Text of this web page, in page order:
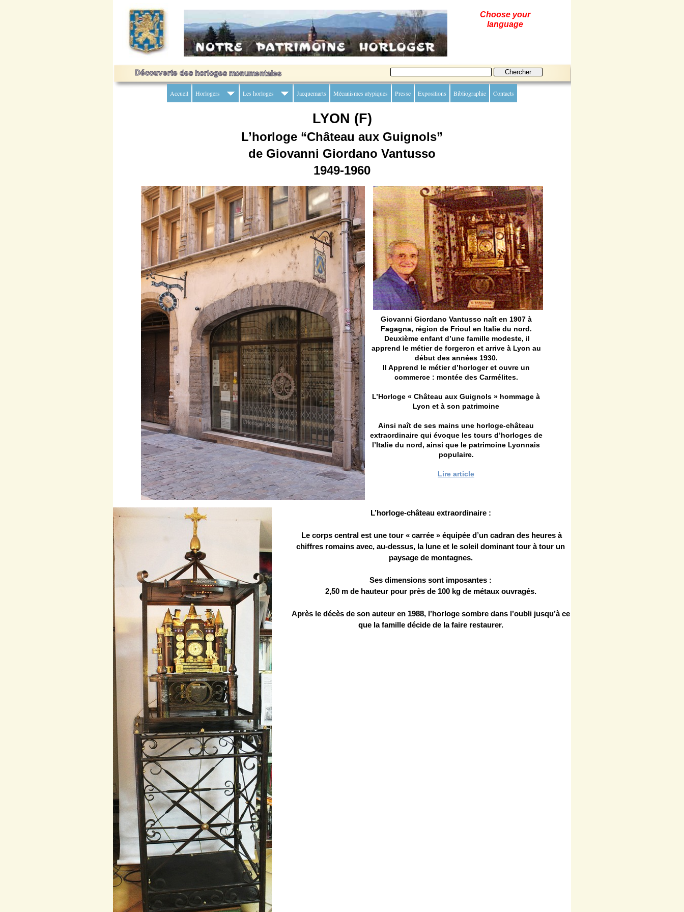
Accueil Horlogers Les horloges Jacquemarts Mécanismes atypiques Presse Expositions Bibliographie Contacts
Choose your
language
LYON (F)
L’horloge “Château aux Guignols”
de Giovanni Giordano Vantusso
1949-1960
Giovanni Giordano Vantusso naît en 1907 à
Fagagna, région de Frioul en Italie du nord.
Deuxième enfant d’une famille modeste, il
apprend le métier de forgeron et arrive à Lyon au
début des années 1930.
Il Apprend le métier d’horloger et ouvre un
commerce : montée des Carmélites.
L’Horloge « Château aux Guignols » hommage à
Lyon et à son patrimoine
Ainsi naît de ses mains une horloge-château
extraordinaire qui évoque les tours d’horloges de
l’Italie du nord, ainsi que le patrimoine Lyonnais
populaire.
Lire article
L’horloge-château extraordinaire :
Le corps central est une tour « carrée » équipée d’un cadran des heures à
chiffres romains avec, au-dessus, la lune et le soleil dominant tour à tour un
paysage de montagnes.
Ses dimensions sont imposantes :
2,50 m de hauteur pour près de 100 kg de métaux ouvragés.
Après le décès de son auteur en 1988, l’horloge sombre dans l’oubli jusqu’à ce
que la famille décide de la faire restaurer.